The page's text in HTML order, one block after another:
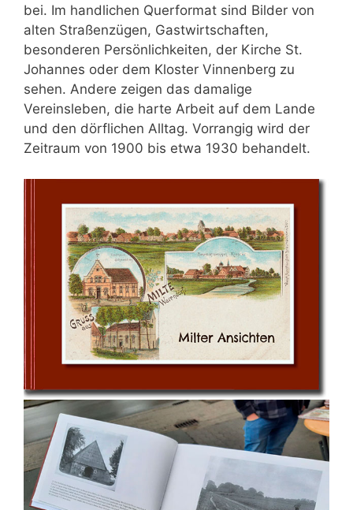
bei. Im handlichen Querformat sind Bilder von
alten Straßenzügen, Gastwirtschaften,
besonderen Persönlichkeiten, der Kirche St.
Johannes oder dem Kloster Vinnenberg zu
sehen. Andere zeigen das damalige
Vereinsleben, die harte Arbeit auf dem Lande
und den dörflichen Alltag. Vorrangig wird der
Zeitraum von 1900 bis etwa 1930 behandelt.